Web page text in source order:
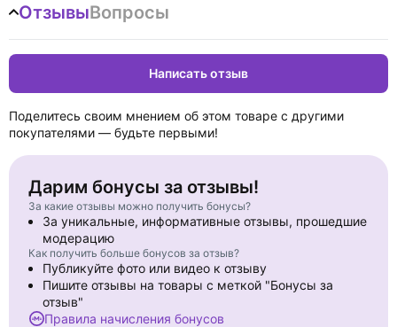
The first words of J.K. Rowling's timeless classic are familiar to
readers the world over as 'Mr and Mrs Dursley, of number four,
Privet Drive ...' Learners and lovers of the Welsh language will
delight in Emily Huws's sparkling Welsh language translation of
Harry Potter and the Philosopher's Stone, which perfectly
captures the wit and invention of the original, now reissued with
stunning new cover art from Jonny Duddle.
ОтзывыВопросы
Написать отзыв
Поделитесь своим мнением об этом товаре с другими
покупателями — будьте первыми!
Дарим бонусы за отзывы!
За какие отзывы можно получить бонусы?
За уникальные, информативные отзывы, прошедшие
модерацию
Как получить больше бонусов за отзыв?
Публикуйте фото или видео к отзыву
Пишите отзывы на товары с меткой "Бонусы за
отзыв"
Правила начисления бонусов